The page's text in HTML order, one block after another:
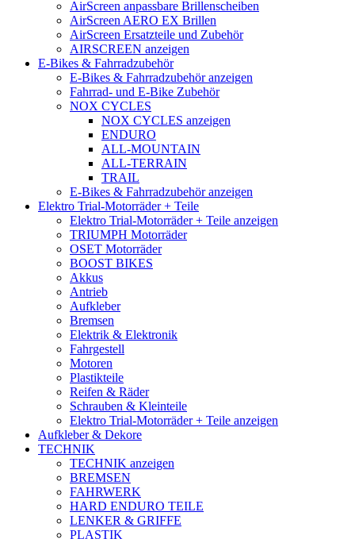
AirScreen anpassbare Brillenscheiben
AirScreen AERO EX Brillen
AirScreen Ersatzteile und Zubehör
AIRSCREEN anzeigen
E-Bikes & Fahrradzubehör
E-Bikes & Fahrradzubehör anzeigen
Fahrrad- und E-Bike Zubehör
NOX CYCLES
NOX CYCLES anzeigen
ENDURO
ALL-MOUNTAIN
ALL-TERRAIN
TRAIL
E-Bikes & Fahrradzubehör anzeigen
Elektro Trial-Motorräder + Teile
Elektro Trial-Motorräder + Teile anzeigen
TRIUMPH Motorräder
OSET Motorräder
BOOST BIKES
Akkus
Antrieb
Aufkleber
Bremsen
Elektrik & Elektronik
Fahrgestell
Motoren
Plastikteile
Reifen & Räder
Schrauben & Kleinteile
Elektro Trial-Motorräder + Teile anzeigen
Aufkleber & Dekore
TECHNIK
TECHNIK anzeigen
BREMSEN
FAHRWERK
HARD ENDURO TEILE
LENKER & GRIFFE
PLASTIK